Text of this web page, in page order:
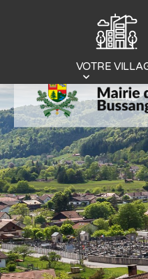
VOTRE